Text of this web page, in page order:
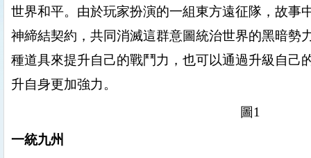
世界和平。由於玩家扮演的一組東方遠征隊，故事
神締結契約，共同消滅這群意圖統治世界的黑暗勢
種道具來提升自己的戰鬥力，也可以通過升級自己
升自身更加強力。
圖1
一統九州